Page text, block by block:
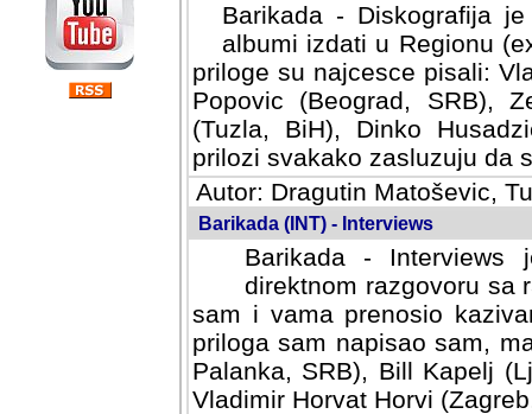
Barikada - Diskografija
albumi izdati u Regionu
priloge su najcesce pisali:
Popovic (Beograd, SRB),
(Tuzla, BiH), Dinko
prilozi svakako zasluzuju da
Autor: Dragutin Matoševic,
Barikada (INT) - Interviews
Barikada -
direktnom razgovoru sa
sam i vama prenosio
priloga sam napisao sam,
Palanka, SRB), Bill Kapelj
Vladimir Horvat Horvi